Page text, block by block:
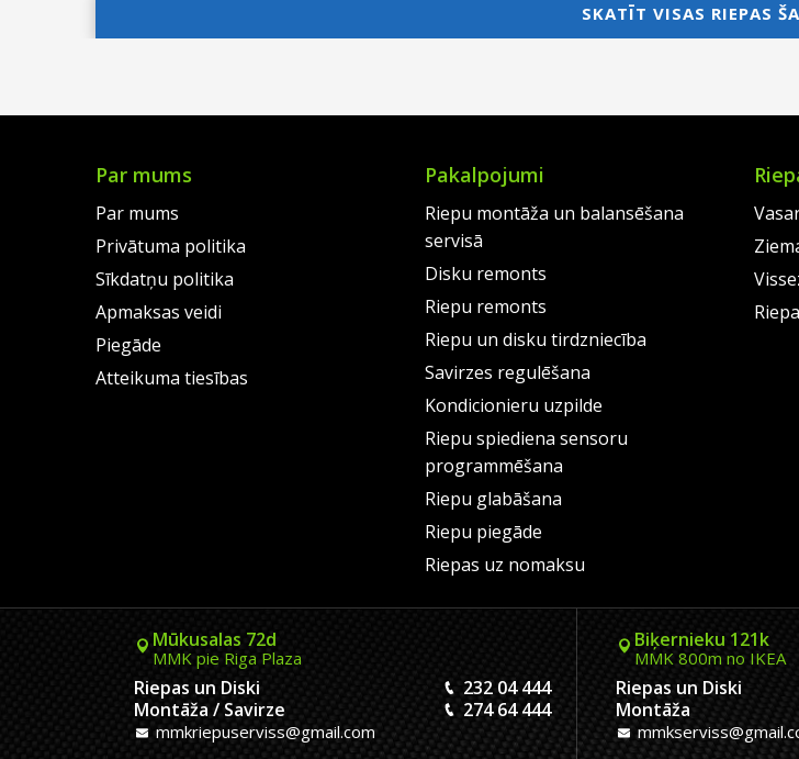
SKATĪT VISAS RIEPAS
Par mums
Par mums
Privātuma politika
Sīkdatņu politika
Apmaksas veidi
Piegāde
Atteikuma tiesības
Pakalpojumi
Riepu montāža un balansēšana
servisā
Disku remonts
Riepu remonts
Riepu un disku tirdzniecība
Savirzes regulēšana
Kondicionieru uzpilde
Riepu spiediena sensoru
programmēšana
Riepu glabāšana
Riepu piegāde
Riepas uz nomaksu
Mūkusalas 72d
MMK pie Riga Plaza
Riepas un Diski
232 04 444
Montāža / Savirze
274 64 444
mmkriepuserviss@gmail.com
Biķernieku 121k
MMK 800m no IKEA
Riepas un Diski
Montāža